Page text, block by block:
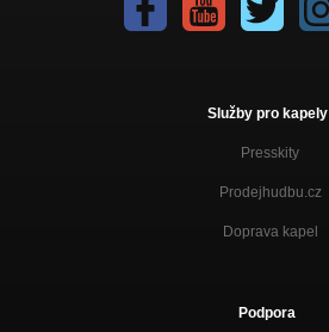
Služby pro kapely
Presskity
Prodejhudbu.cz
Doprava kapel
Podpora